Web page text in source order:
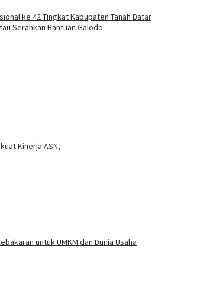
ke 42 Tingkat Kabupaten Tanah Datar
Serahkan Bantuan Galodo
Kinerja ASN,
untuk UMKM dan Dunia Usaha